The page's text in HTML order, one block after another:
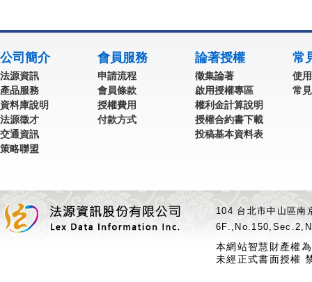
公司簡介
法源資訊
產品服務
資料庫說明
法源徵才
交通資訊
策略聯盟
會員服務
申請流程
會員條款
授權費用
付款方式
論著授權
徵集論著
啟用授權專區
權利金計算說明
授權合約書下載
投稿基本資料表
常
使
常
104 台北市中山區
本網站智慧財產權
未經正式書面授權